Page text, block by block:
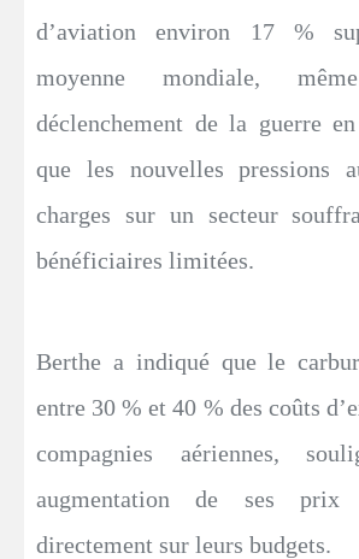
d’aviation environ 17 %
moyenne mondiale,
déclenchement de la guerre
que les nouvelles pressions
charges sur un secteur
bénéficiaires limitées.
Berthe a indiqué que le
entre 30 % et 40 % des coûts
compagnies aériennes,
augmentation de ses prix
directement sur leurs budgets.